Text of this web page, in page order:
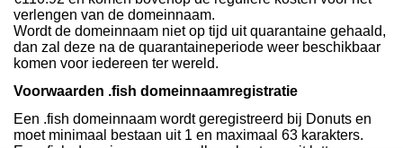
verlengen van de domeinnaam.
Wordt de domeinnaam niet op tijd uit quarantaine gehaald,
dan zal deze na de quarantaineperiode weer beschikbaar
komen voor iedereen ter wereld.
Voorwaarden .fish domeinnaamregistratie
Een .fish domeinnaam wordt geregistreerd bij Donuts en
moet minimaal bestaan uit 1 en maximaal 63 karakters.